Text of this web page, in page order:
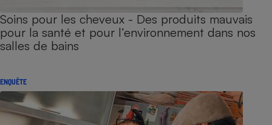
Soins pour les cheveux - Des produits mauvais
pour la santé et pour l’environnement dans nos
salles de bains
ENQUÊTE